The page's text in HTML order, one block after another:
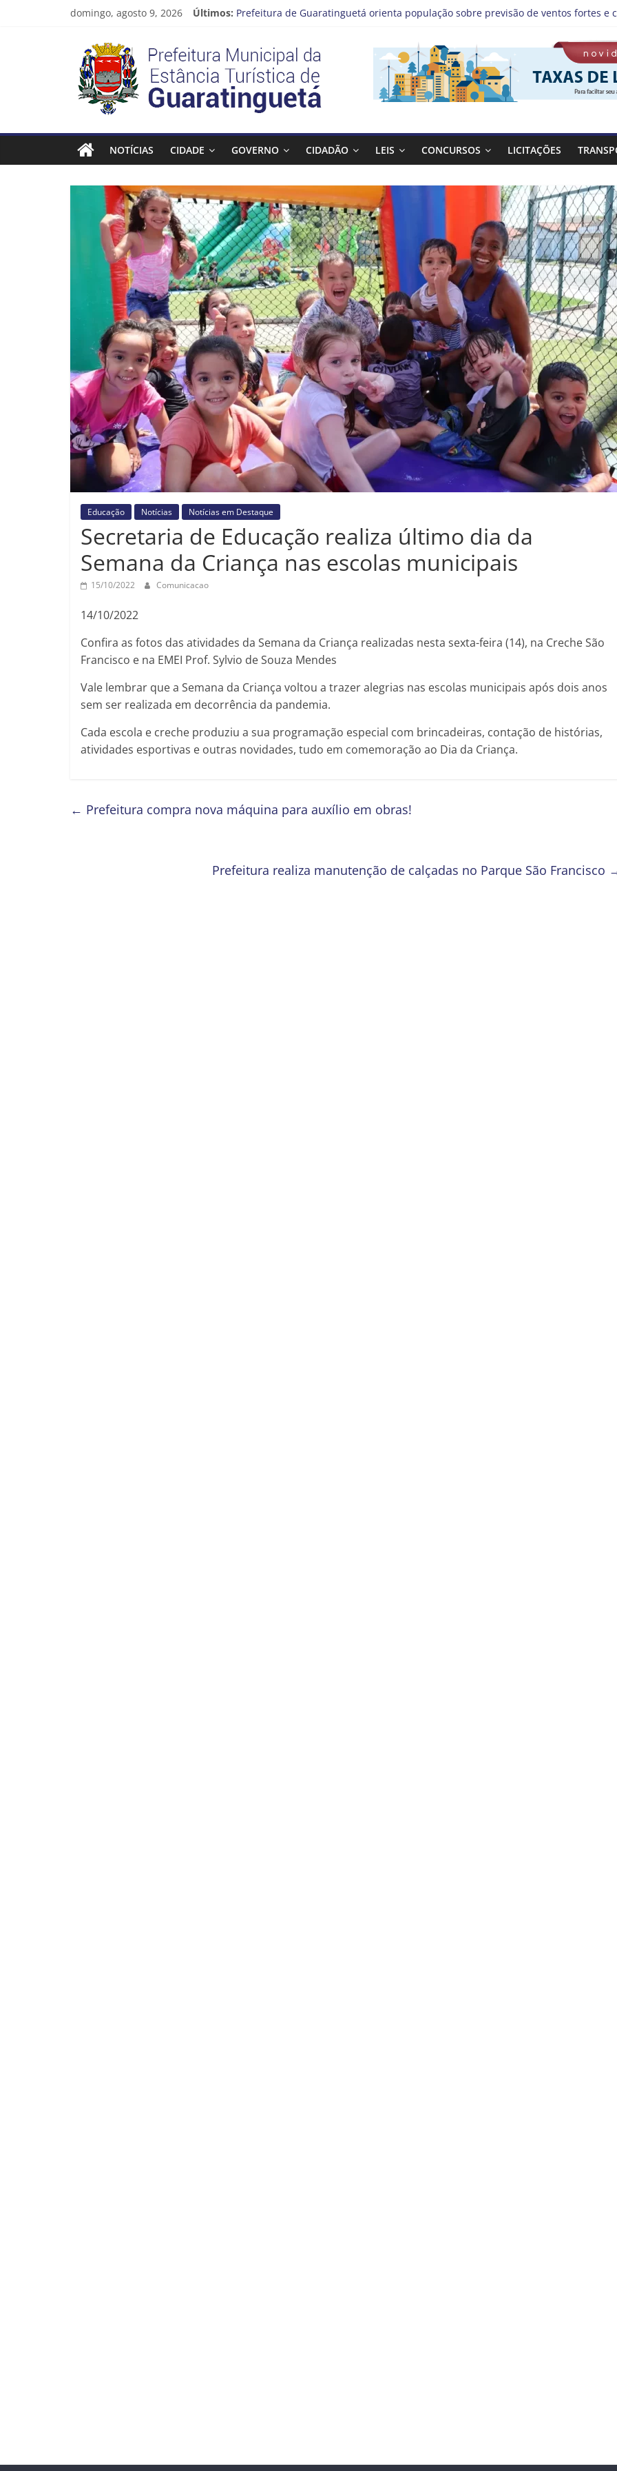
domingo, agosto 9, 2026 Últimos: Prefeitura de Guaratinguetá orienta população sobre previsão de ventos fortes e
Cinema Pontos MIS | Programação de Agosto
Neste sábado (08), a Prefeitura de Guaratinguetá realiza mais uma edição do
A Operação Cata Bagulho atenderá o seguinte bairro neste sábado, (08)
Prefeitura
Estância
Turística
Guaratinguetá
Prefeitura
Estância
Turística
Guaratinguetá
NOTÍCIAS CIDADE GOVERNO CIDADÃO LEIS CONCURSOS LICITAÇÕES
Educação Notícias Notícias em Destaque
Secretaria de Educação realiza último dia da
Semana da Criança nas escolas municipais
15/10/2022 Comunicacao
14/10/2022
Confira as fotos das atividades da Semana da Criança realizadas nesta sexta-feira (14), na Creche São
Francisco e na EMEI Prof. Sylvio de Souza Mendes
Vale lembrar que a Semana da Criança voltou a trazer alegrias nas escolas municipais após dois anos
sem ser realizada em decorrência da pandemia.
Cada escola e creche produziu a sua programação especial com brincadeiras, contação de histórias,
atividades esportivas e outras novidades, tudo em comemoração ao Dia da Criança.
← Prefeitura compra nova máquina para auxílio em obras!
Prefeitura realiza manutenção de calçadas no Parque São Francisco